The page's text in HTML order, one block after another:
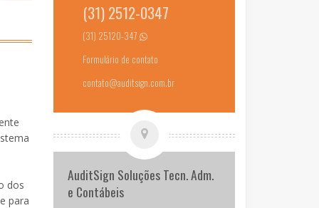
dos
para
(31) 2512-0347
(31) 25120-347
Formulário de contato
contato@auditsign.com.br
AuditSign Soluções Tecn. Adm.
e Contábeis